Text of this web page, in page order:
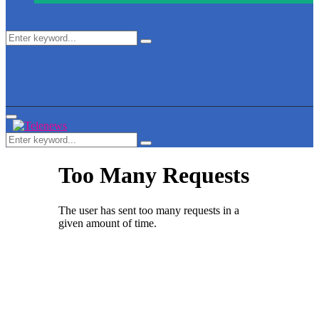
Search
Search
Primary
Menu
Search
for:
Search